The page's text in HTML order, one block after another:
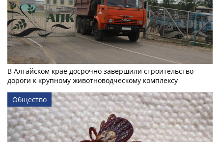
В Алтайском крае досрочно завершили строительство
дороги к крупному животноводческому комплексу
Общество